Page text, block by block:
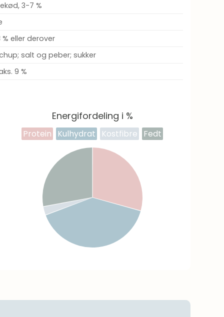
3-7 %
% eller derover
salt og peber; sukker
9 %
Energifordeling i %
Protein Kulhydrat Kostfibre Fedt